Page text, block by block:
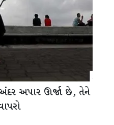
અપાર ઊર્જા છે, તેને